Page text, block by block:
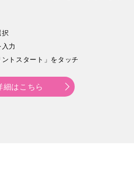
力
トスタート」をタッチ
細はこちら